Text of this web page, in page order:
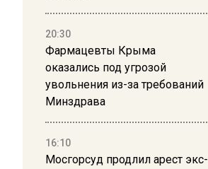
20:30
Фармацевты Крыма
оказались под угрозой
увольнения из-за требований
Минздрава
16:10
Мосгорсуд продлил арест экс-